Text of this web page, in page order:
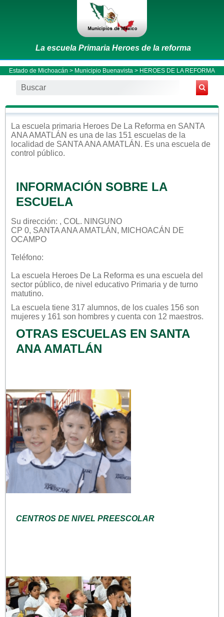
La escuela Primaria Heroes de la reforma
Estado de Michoacán > Municipio Buenavista > HEROES DE LA REFORMA
La escuela primaria Heroes De La Reforma en SANTA
ANA AMATLÁN es una de las 151 escuelas de la
localidad de SANTA ANA AMATLÁN . Es una escuela de
control público.
INFORMACIÓN SOBRE LA
ESCUELA
Su dirección: , COL. NINGUNO
CP 0, SANTA ANA AMATLÁN, MICHOACÁN DE
OCAMPO
Teléfono:
La escuela Heroes De La Reforma es una escuela del
sector público, de nivel educativo Primaria y de turno
matutino.
La escuela tiene 317 alumnos, de los cuales 156 son
mujeres y 161 son hombres y cuenta con 12 maestros.
OTRAS ESCUELAS EN SANTA
ANA AMATLÁN
CENTROS DE NIVEL PREESCOLAR